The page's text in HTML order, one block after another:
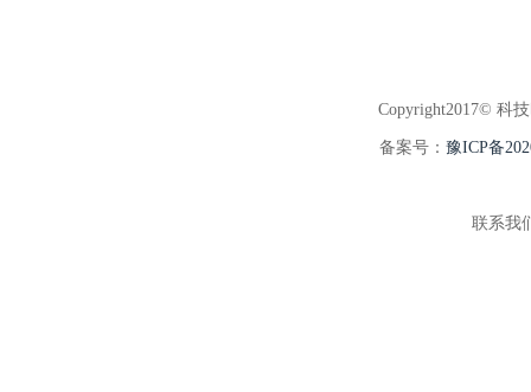
Copyright2017© 科
备案号： 豫ICP备
联系我